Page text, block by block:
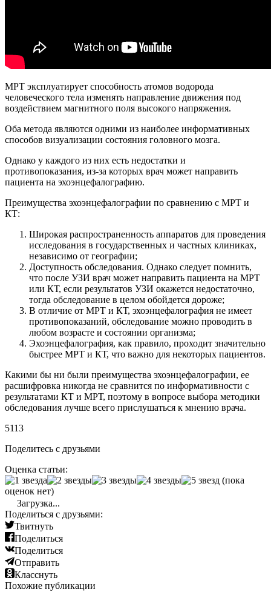
МРТ эксплуатирует способность атомов водорода
человеческого тела изменять направление движения под
воздействием магнитного поля высокого напряжения.
Оба метода являются одними из наиболее информативных
способов визуализации состояния головного мозга.
Однако у каждого из них есть недостатки и
противопоказания, из-за которых врач может направить
пациента на эхоэнцефалографию.
Преимущества эхоэнцефалографии по сравнению с МРТ и
КТ:
Широкая распространенность аппаратов для проведения
исследования в государственных и частных клиниках,
независимо от географии;
Доступность обследования. Однако следует помнить,
что после УЗИ врач может направить пациента на МРТ
или КТ, если результатов УЗИ окажется недостаточно,
тогда обследование в целом обойдется дороже;
В отличие от МРТ и КТ, эхоэнцефалография не имеет
противопоказаний, обследование можно проводить в
любом возрасте и состоянии организма;
Эхоэнцефалография, как правило, проходит значительно
быстрее МРТ и КТ, что важно для некоторых пациентов.
Какими бы ни были преимущества эхоэнцефалографии, ее
расшифровка никогда не сравнится по информативности с
результатами КТ и МРТ, поэтому в вопросе выбора методики
обследования лучше всего прислушаться к мнению врача.
5113
Поделитесь с друзьями
Оценка статьи:
(пока
оценок нет)
Загрузка...
Поделиться с друзьями:
Твитнуть
Поделиться
Поделиться
Отправить
Класснуть
Похожие публикации